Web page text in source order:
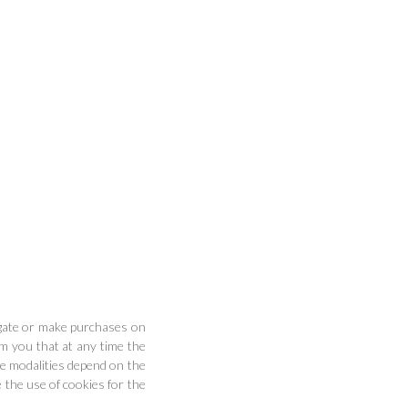
or make purchases on
you that at any time the
modalities depend on the
the use of cookies for the